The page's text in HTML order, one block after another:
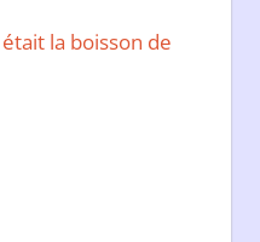
la boisson de